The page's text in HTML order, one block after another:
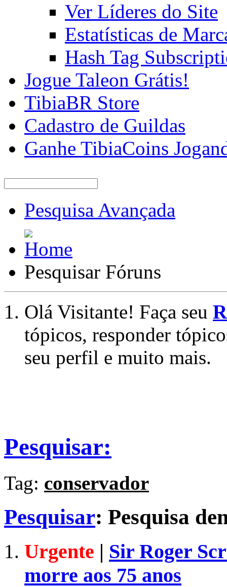
Ver Líderes do Site
Estatísticas de
Hash Tag
Jogue Taleon Grátis!
TibiaBR Store
Cadastro de Guildas
Ganhe TibiaCoins
Pesquisa Avançada
Pesquisar Fóruns
Olá Visitante! Faça seu
tópicos, responder
seu perfil e muito mais.
Pesquisar:
Tag: conservador
Pesquisar: Pesquisa
Urgente | Sir Roger
morre aos 75 anos